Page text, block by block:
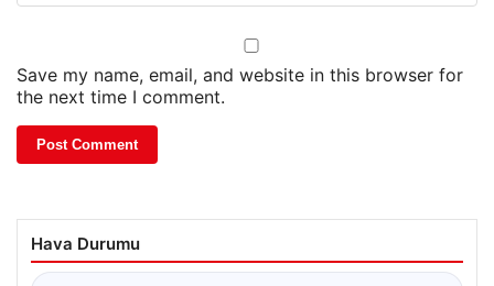
Save my name, email, and website in this browser for
the next time I comment.
Hava Durumu